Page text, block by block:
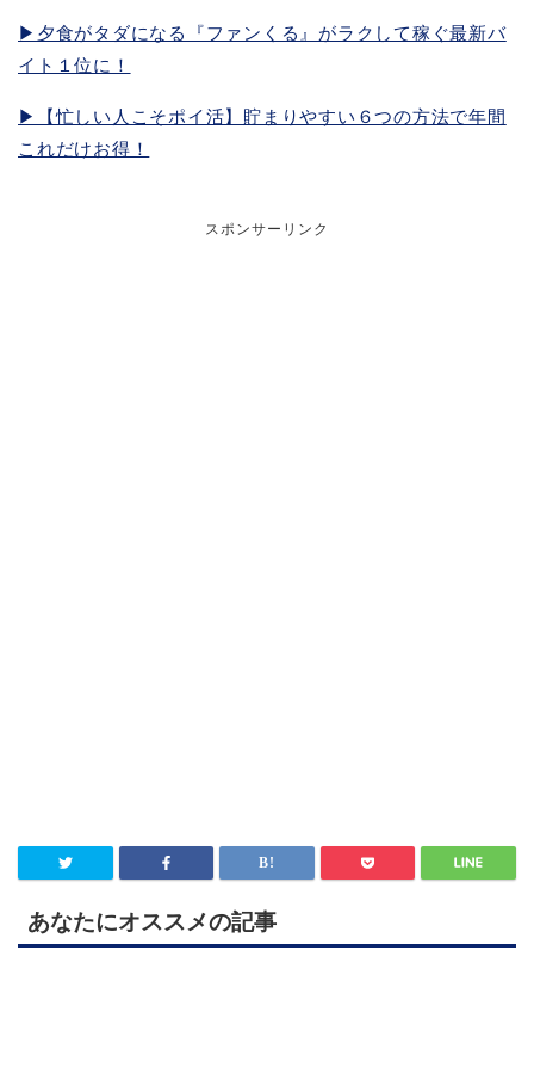
▶︎夕食がタダになる『ファンくる』がラクして稼ぐ最新バ
イト１位に！
▶︎【忙しい人こそポイ活】貯まりやすい６つの方法で年間
これだけお得！
スポンサーリンク
あなたにオススメの記事